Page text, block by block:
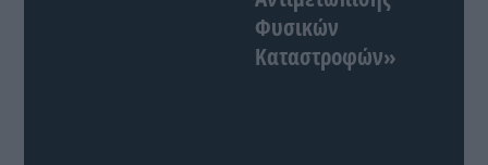
Φυσικών
Καταστροφών»